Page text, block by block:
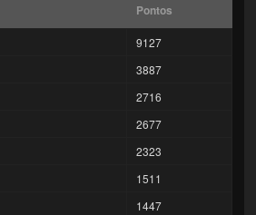
Pontos
9127
3887
2716
2677
2323
1511
1447